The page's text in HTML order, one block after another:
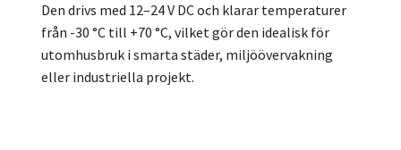
Den drivs med 12–24 V DC och klarar temperaturer
från -30 °C till +70 °C, vilket gör den idealisk för
utomhusbruk i smarta städer, miljöövervakning
eller industriella projekt.